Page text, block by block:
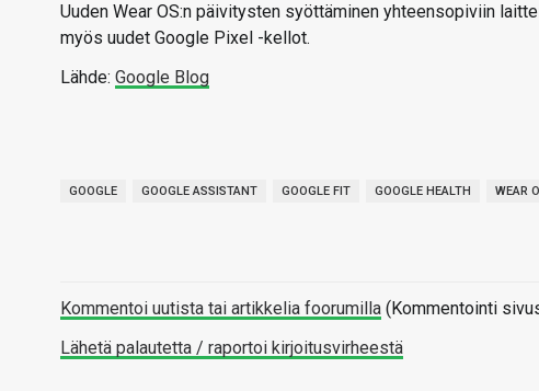
Uuden Wear OS:n päivitysten syöttäminen yhteensopiviin
myös uudet Google Pixel -kellot.
Lähde: Google Blog
GOOGLE GOOGLE ASSISTANT GOOGLE FIT GOOGLE HEALTH WEAR
Kommentoi uutista tai artikkelia foorumilla (Kommentointi
Lähetä palautetta / raportoi kirjoitusvirheestä